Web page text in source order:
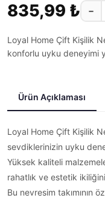
835,99 ₺ −
Loyal Home Çift Kişilik
konforlu uyku deneyimi
Ürün Açıklaması
Loyal Home Çift Kişilik
sevdiklerinizin uyku
Yüksek kaliteli
rahatlık ve estetik
Bu nevresim takımının